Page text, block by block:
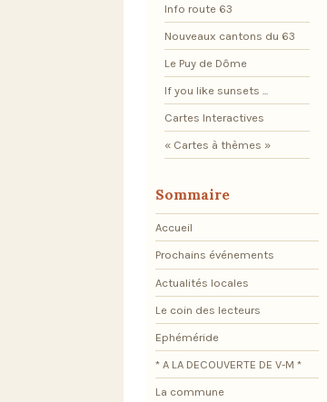
Info route 63
Nouveaux cantons du 63
Le Puy de Dôme
If you like sunsets ...
Cartes Interactives
« Cartes à thèmes »
Sommaire
Accueil
Prochains événements
Actualités locales
Le coin des lecteurs
Ephéméride
* A LA DECOUVERTE DE V-M *
La commune